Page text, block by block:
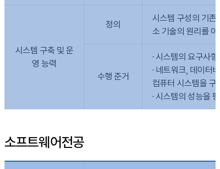
시스템 구축 및 운
영 능력
정의
시스템 구성의 기
소 기술의 원리를
수행 준거
· 시스템의 요구사
· 네트워크, 데이터
컴퓨터 시스템을 구
· 시스템의 성능을
소프트웨어전공